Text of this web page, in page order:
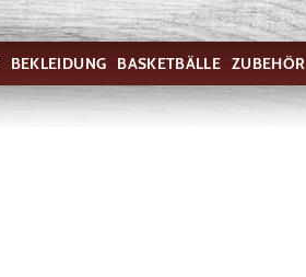
BEKLEIDUNG BASKETBÄLLE ZUBEHÖR